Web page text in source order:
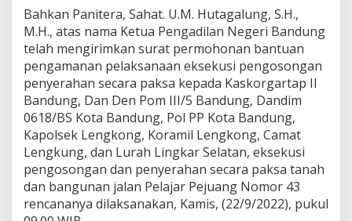
a
k
a
n
D
i
r
a
m
p
a
M
a
f
Bahkan Panitera, Sahat. U.M. Hutagalung, S.H.,
M.H., atas nama Ketua Pengadilan Negeri Bandung
telah mengirimkan surat permohonan bantuan
pengamanan pelaksanaan eksekusi pengosongan
penyerahan secara paksa kepada Kaskorgartap II
Bandung, Dan Den Pom III/5 Bandung, Dandim
0618/BS Kota Bandung, Pol PP Kota Bandung,
Kapolsek Lengkong, Koramil Lengkong, Camat
Lengkung, dan Lurah Lingkar Selatan, eksekusi
pengosongan dan penyerahan secara paksa tanah
dan bangunan jalan Pelajar Pejuang Nomor 43
rencananya dilaksanakan, Kamis, (22/9/2022), pukul